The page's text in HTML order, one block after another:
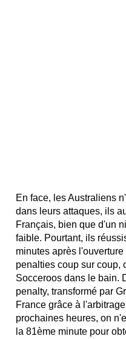
En face, les Australiens
dans leurs attaques, ils
Français, bien que d'un
faible. Pourtant, ils
minutes après
penalties coup sur coup,
Socceroos dans le bain.
penalty, transformé par
France grâce à
prochaines heures, on
la 81ème minute pour